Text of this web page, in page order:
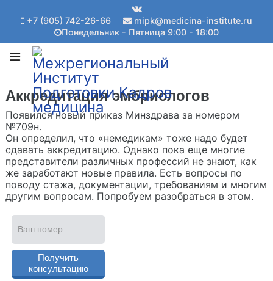
+7 (905) 742-26-66
mipk@medicina-institute.ru
Понедельник - Пятница 9:00 - 18:00
Аккредитация эмбриологов
Появился новый приказ Минздрава за номером
№709н.
Он определил, что «немедикам» тоже надо будет
сдавать аккредитацию. Однако пока еще многие
представители различных профессий не знают, как
же заработают новые правила. Есть вопросы по
поводу стажа, документации, требованиям и многим
другим вопросам. Попробуем разобраться в этом.